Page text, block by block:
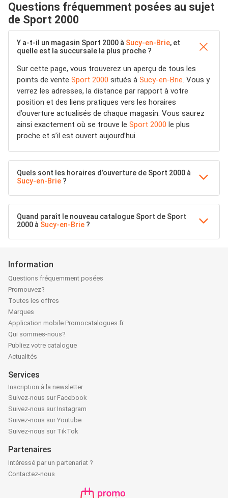
Questions fréquemment posées au sujet
de Sport 2000
Y a-t-il un magasin Sport 2000 à Sucy-en-Brie, et
quelle est la succursale la plus proche ?
Sur cette page, vous trouverez un aperçu de tous les
points de vente Sport 2000 situés à Sucy-en-Brie. Vous y
verrez les adresses, la distance par rapport à votre
position et des liens pratiques vers les horaires
d’ouverture actualisés de chaque magasin. Vous saurez
ainsi exactement où se trouve le Sport 2000 le plus
proche et s’il est ouvert aujourd’hui.
Quels sont les horaires d’ouverture de Sport 2000 à
Sucy-en-Brie ?
Quand paraît le nouveau catalogue Sport de Sport
2000 à Sucy-en-Brie ?
Information
Questions fréquemment posées
Promouvez?
Toutes les offres
Marques
Application mobile Promocatalogues.fr
Qui sommes-nous?
Publiez votre catalogue
Actualités
Services
Inscription à la newsletter
Suivez-nous sur Facebook
Suivez-nous sur Instagram
Suivez-nous sur Youtube
Suivez-nous sur TikTok
Partenaires
Intéressé par un partenariat ?
Contactez-nous